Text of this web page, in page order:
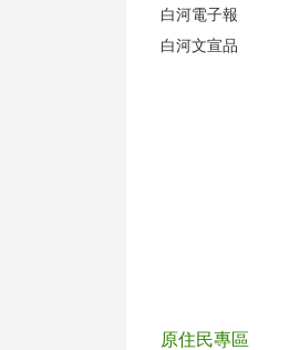
白河電子報
白河文宣品
原住民專區